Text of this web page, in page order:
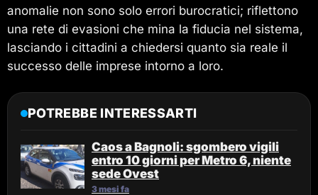
anomalie non sono solo errori burocratici; riflettono
una rete di evasioni che mina la fiducia nel sistema,
lasciando i cittadini a chiedersi quanto sia reale il
successo delle imprese intorno a loro.
POTREBBE INTERESSARTI
Caos a Bagnoli: sgombero vigili
entro 10 giorni per Metro 6, niente
sede Ovest
3 mesi fa